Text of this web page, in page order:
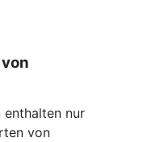
enthalten nur
von